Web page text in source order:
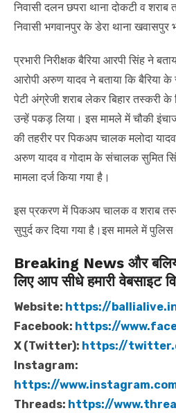
निवासी दलन छपरा थाना दोकटी व
निवासी भगवानपुर के डेरा थाना खवासपुर
प्रभारी निरीक्षक बैरिया आरपी सिंह ने
आरोपी अरुण यादव ने बताया कि बैरिया
पेटी अंग्रेजी शराब लेकर बिहार तस्करी के
उन्हें पकड़ लिया। इस मामले में चौकी
की तहरीर पर पिकअप चालक मलोदा
अरुण यादव व गोदाम के संचालक सुमित
मामला दर्ज किया गया है।
इस प्रकरण में पिकअप चालक व शराब
सुपुर्द कर दिया गया है।इस मामले में पुलिस
Breaking News और
लिए आप सीधे हमारी वेबसाइट
Website: https://
Facebook: https://
X (Twitter): https://
Instagram:
https://
Threads: https://